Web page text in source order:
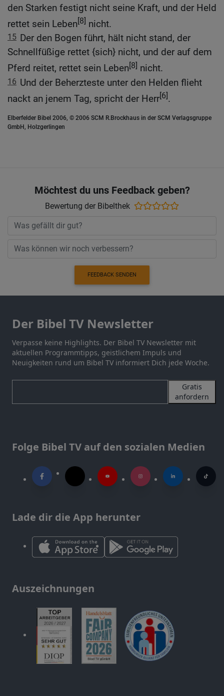
den Starken festigt nicht seine Kraft, und der Held
rettet sein Leben[8] nicht.
15 Der den Bogen führt, hält nicht stand, der
Schnellfüßige rettet {sich} nicht, und der auf dem
Pferd reitet, rettet sein Leben[8] nicht.
16 Und der Beherzteste unter den Helden flieht
nackt an jenem Tag, spricht der Herr[6].
Elberfelder Bibel 2006, © 2006 SCM R.Brockhaus in der SCM Verlagsgruppe
GmbH, Holzgerlingen
Möchtest du uns Feedback geben?
Bewertung der Bibelthek
FEEDBACK SENDEN
Der Bibel TV Newsletter
Verpasse keine Highlights. Der Bibel TV Newsletter mit
aktuellen Programmtipps, geistlichem Impuls und
Neuigkeiten rund um Bibel TV informiert Dich jede Woche.
Gratis
anfordern
Folge Bibel TV auf den sozialen Medien
Lade dir die App herunter
Auszeichnungen